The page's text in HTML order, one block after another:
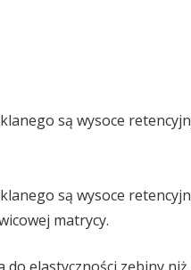
są wysoce
są wysoce
matrycy.